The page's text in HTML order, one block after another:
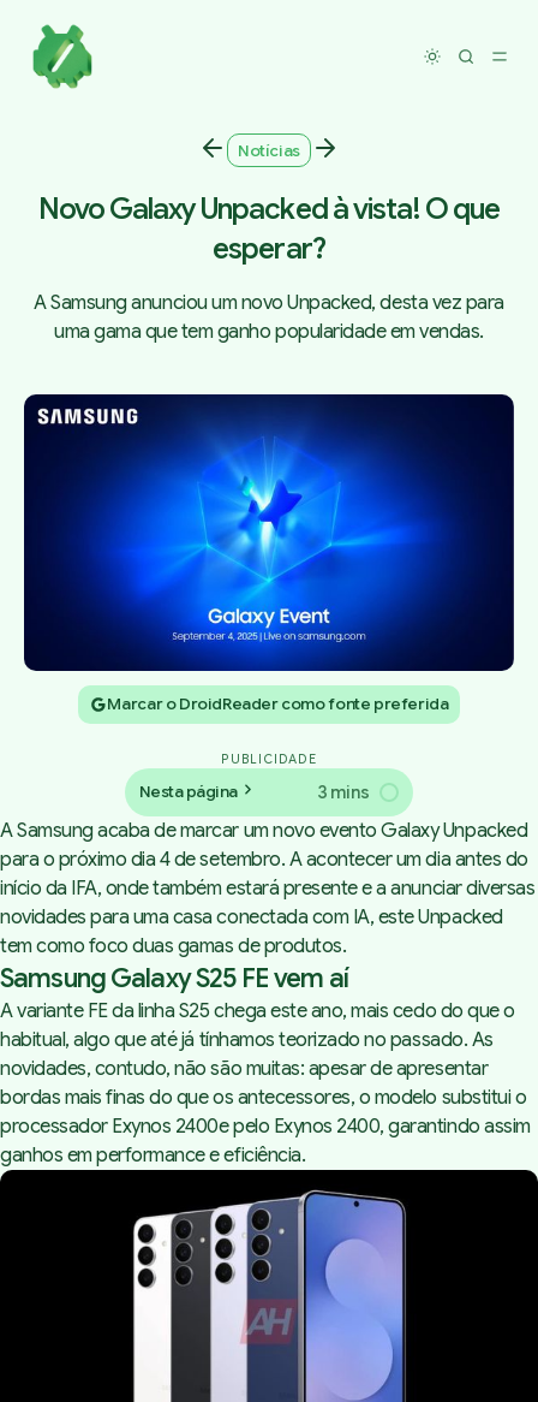
Toggle
Notícias
Novo Galaxy Unpacked à vista! O que
esperar?
A Samsung anunciou um novo Unpacked, desta vez para
uma gama que tem ganho popularidade em vendas.
Marcar o DroidReader como fonte preferida
PUBLICIDADE
Nesta página 3 mins
A Samsung acaba de marcar um novo evento Galaxy Unpacked
para o próximo dia 4 de setembro. A acontecer um dia antes do
início da IFA, onde também estará presente e a anunciar diversas
novidades para uma casa conectada com IA, este Unpacked
tem como foco duas gamas de produtos.
Samsung Galaxy S25 FE vem aí
A variante FE da linha S25 chega este ano, mais cedo do que o
habitual, algo que até já tínhamos teorizado no passado. As
novidades, contudo, não são muitas: apesar de apresentar
bordas mais finas do que os antecessores, o modelo substitui o
processador Exynos 2400e pelo Exynos 2400, garantindo assim
ganhos em performance e eficiência.